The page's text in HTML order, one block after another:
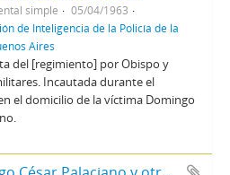
simple
05/04/1963
de Inteligencia de la Policía de la
Aires
del [regimiento] por Obispo y
Incautada durante el
el domicilio de la víctima Domingo